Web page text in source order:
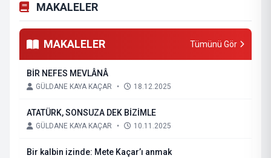
MAKALELER
MAKALELER Tümünü Gör
BİR NEFES MEVLÂNÂ
GÜLDANE KAYA KAÇAR • 18.12.2025
ATATÜRK, SONSUZA DEK BİZİMLE
GÜLDANE KAYA KAÇAR • 10.11.2025
Bir kalbin izinde: Mete Kaçar’ı anmak